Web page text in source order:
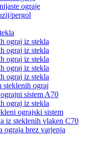
ograje
pergol
ograj iz stekla
ograj iz stekla
ograj iz stekla
ograj iz stekla
ograj iz stekla
steklenih ograj
sistem A70
ograj iz stekla
ograjski sistem
iz steklenih vlaken C70
ograja brez varjenja